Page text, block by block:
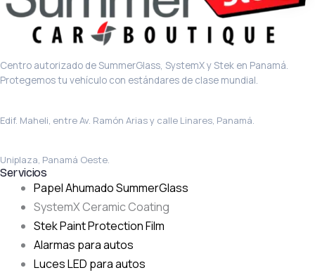
Centro autorizado de SummerGlass, SystemX y Stek en Panamá.
Protegemos tu vehículo con estándares de clase mundial.
Edif. Maheli, entre Av. Ramón Arias y calle Linares, Panamá.
Uniplaza, Panamá Oeste.
Servicios
Papel Ahumado SummerGlass
SystemX Ceramic Coating
Stek Paint Protection Film
Alarmas para autos
Luces LED para autos